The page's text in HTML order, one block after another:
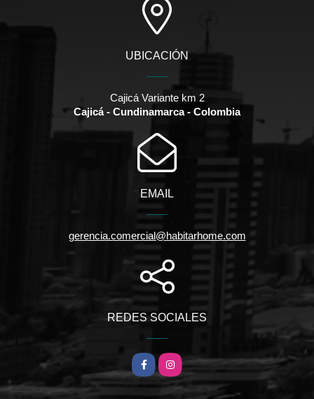
UBICACIÓN
Cajicá Variante km 2
Cajicá - Cundinamarca - Colombia
EMAIL
gerencia.comercial@habitarhome.com
REDES SOCIALES
FacebookInstagram